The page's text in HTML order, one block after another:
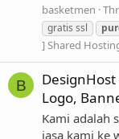
basketmen
gratis ssl
] Shared
B
Logo,
Kami adalah
jasa kami ke